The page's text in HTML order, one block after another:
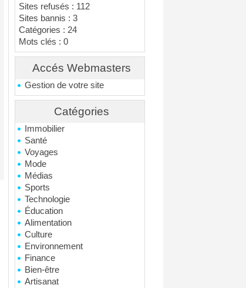
Sites refusés : 112
Sites bannis : 3
Catégories : 24
Mots clés : 0
Accés Webmasters
Gestion de votre site
Catégories
Immobilier
Santé
Voyages
Mode
Médias
Sports
Technologie
Éducation
Alimentation
Culture
Environnement
Finance
Bien-être
Artisanat